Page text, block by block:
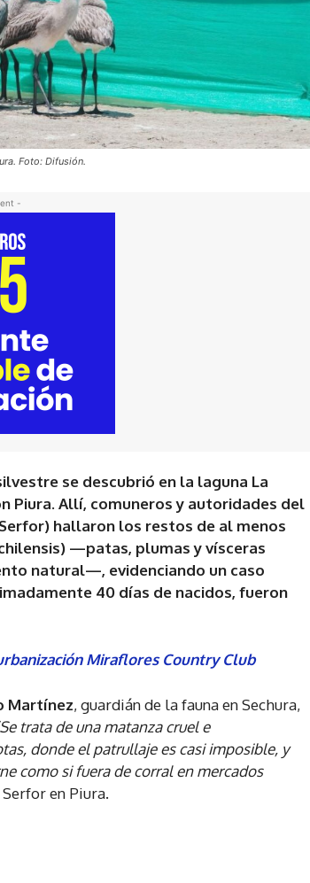
Foto: Difusión.
-
se descubrió en la laguna La
Piura. Allí, comuneros y autoridades del
hallaron los restos de al menos
—patas, plumas y vísceras
natural—, evidenciando un caso
40 días de nacidos, fueron
Miraflores Country Club
Martínez, guardián de la fauna en Sechura,
trata de una matanza cruel e
donde el patrullaje es casi imposible, y
como si fuera de corral en mercados
en Piura.